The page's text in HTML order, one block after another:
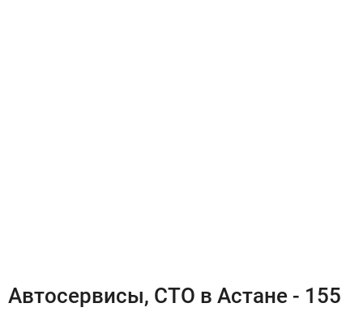
Автосервисы, СТО в Астане - 155